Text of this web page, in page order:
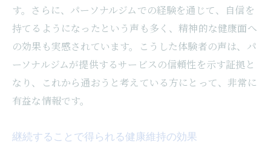
す。さらに、パーソナルジムでの経験を通じて、自信を
持てるようになったという声も多く、精神的な健康面へ
の効果も実感されています。こうした体験者の声は、パ
ーソナルジムが提供するサービスの信頼性を示す証拠と
なり、これから通おうと考えている方にとって、非常に
有益な情報です。
継続することで得られる健康維持の効果